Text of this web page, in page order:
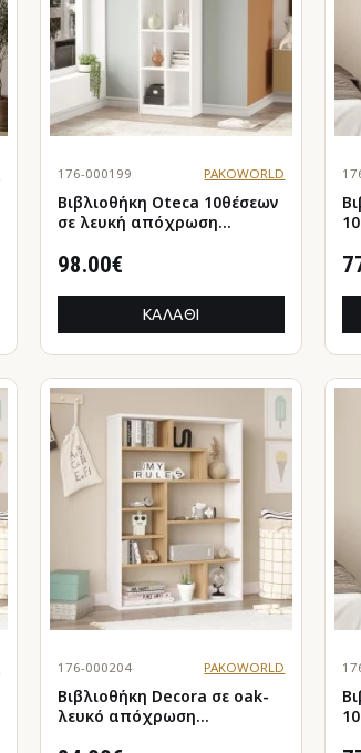
176-000199 PAKOWORLD
Βιβλιοθήκη Oteca 10θέσεων
σε λευκή απόχρωση
98.00€
ΚΑΛΆΘΙ
176-000204 PAKOWORLD
Βιβλιοθήκη Decora σε oak-
λευκό απόχρωση